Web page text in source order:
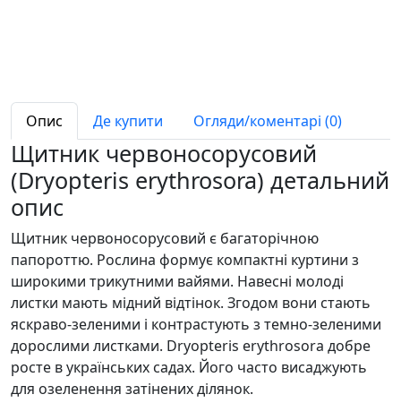
Опис Де купити Огляди/коментарі (0)
Щитник червоносорусовий
(Dryopteris erythrosora) детальний
опис
Щитник червоносорусовий є багаторічною
папороттю. Рослина формує компактні куртини з
широкими трикутними вайями. Навесні молоді
листки мають мідний відтінок. Згодом вони стають
яскраво-зеленими і контрастують з темно-зеленими
дорослими листками. Dryopteris erythrosora добре
росте в українських садах. Його часто висаджують
для озеленення затінених ділянок.